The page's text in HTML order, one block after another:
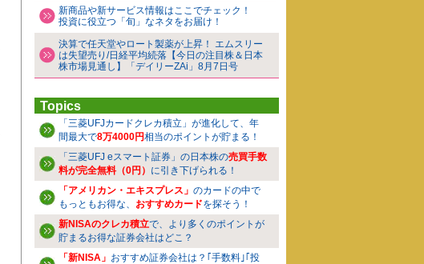
新商品や新サービス情報はここでチェック！
投資に役立つ「旬」なネタをお届け！
決算で任天堂やロート製薬が上昇！ エムスリー
は失望売り/日経平均続落【今日の注目株＆日本
株市場見通し】「デイリーZAi」8月7日号
Topics
「三菱UFJカードクレカ積立」が進化して、年
間最大で8万4000円相当のポイントが貯まる！
「三菱UFJ eスマート証券」の日本株の売買手数
料が完全無料（0円） に引き下げられる！
「アメリカン・エキスプレス」 のカードの中で
もっともお得な、 おすすめカードを探そう！
新NISAのクレカ積立で、より多くのポイントが
貯まるお得な証券会社はどこ？
「新NISA」 おすすめ証券会社は？｢手数料｣｢投